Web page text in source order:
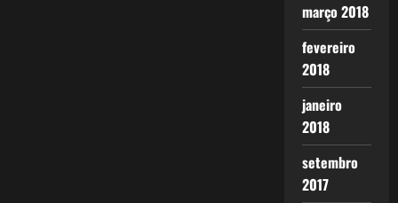
março 2018
fevereiro
2018
janeiro
2018
setembro
2017